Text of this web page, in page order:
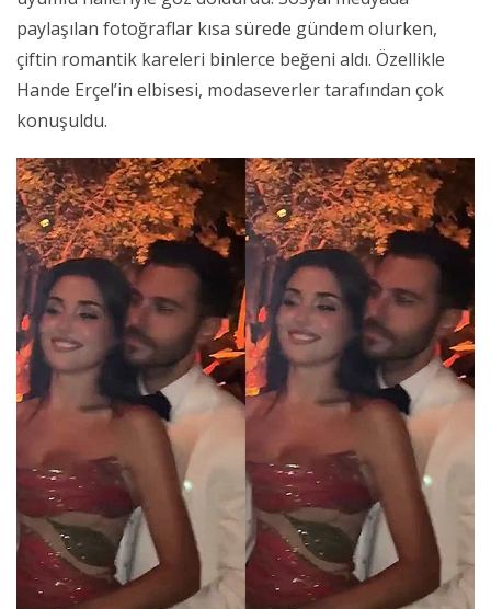
paylaşılan fotoğraflar kısa sürede gündem olurken,
çiftin romantik kareleri binlerce beğeni aldı. Özellikle
Hande Erçel’in elbisesi, modaseverler tarafından çok
konuşuldu.